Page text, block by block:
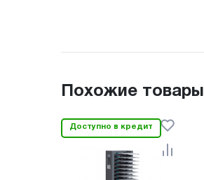
Похожие товары
Доступно в кредит